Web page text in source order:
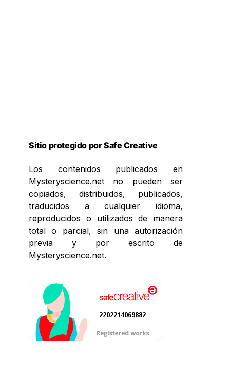
Sitio protegido por Safe Creative
Los contenidos publicados en
Mysteryscience.net no pueden ser
copiados, distribuidos, publicados,
traducidos a cualquier idioma,
reproducidos o utilizados de manera
total o parcial, sin una autorización
previa y por escrito de
Mysteryscience.net.